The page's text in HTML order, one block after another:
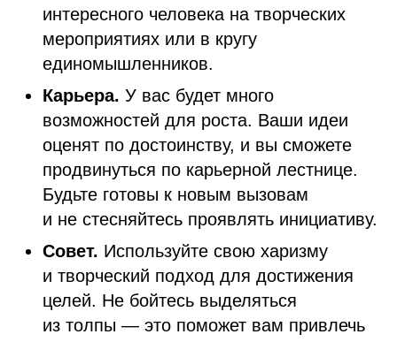
интересного человека на творческих
мероприятиях или в кругу
единомышленников.
Карьера. У вас будет много
возможностей для роста. Ваши идеи
оценят по достоинству, и вы сможете
продвинуться по карьерной лестнице.
Будьте готовы к новым вызовам
и не стесняйтесь проявлять инициативу.
Совет. Используйте свою харизму
и творческий подход для достижения
целей. Не бойтесь выделяться
из толпы — это поможет вам привлечь